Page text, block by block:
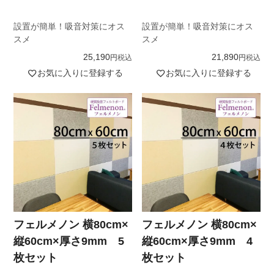
設置が簡単！吸音対策にオス
スメ
25,190 税込
お気に入りに登録する
設置が簡単！吸音対策にオス
スメ
21,890 税込
お気に入りに登録する
フェルメノン 横80cm×
縦60cm×厚さ9mm 5
枚セット
フェルメノン 横80cm×
縦60cm×厚さ9mm 4
枚セット